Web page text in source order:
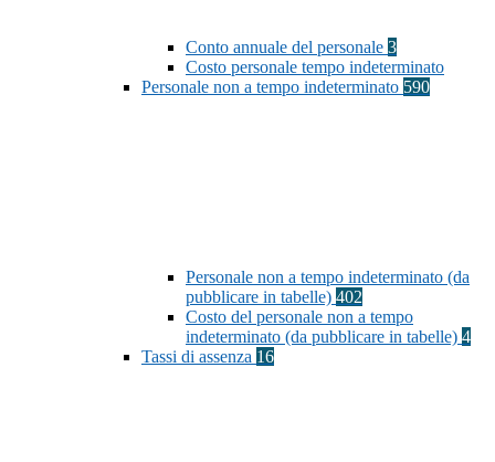
Conto annuale del personale 3
Costo personale tempo indeterminato
Personale non a tempo indeterminato 590
Personale non a tempo indeterminato (da
pubblicare in tabelle) 402
Costo del personale non a tempo
indeterminato (da pubblicare in tabelle) 4
Tassi di assenza 16